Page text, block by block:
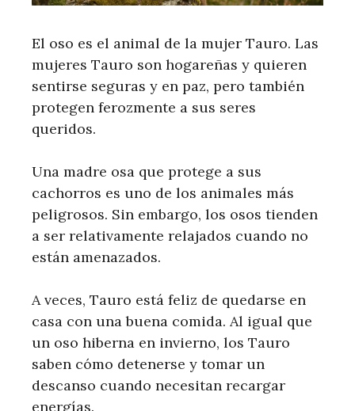
El oso es el animal de la mujer Tauro. Las
mujeres Tauro son hogareñas y quieren
sentirse seguras y en paz, pero también
protegen ferozmente a sus seres
queridos.
Una madre osa que protege a sus
cachorros es uno de los animales más
peligrosos. Sin embargo, los osos tienden
a ser relativamente relajados cuando no
están amenazados.
A veces, Tauro está feliz de quedarse en
casa con una buena comida. Al igual que
un oso hiberna en invierno, los Tauro
saben cómo detenerse y tomar un
descanso cuando necesitan recargar
energías.